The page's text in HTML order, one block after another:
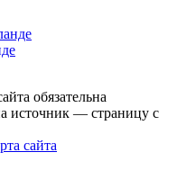
обязательна
источник — страницу с
сайта